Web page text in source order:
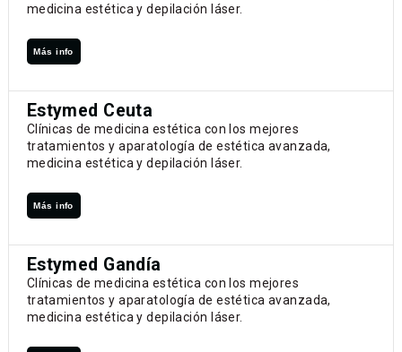
medicina estética y depilación láser.
Más info
Estymed Ceuta
Clínicas de medicina estética con los mejores
tratamientos y aparatología de estética avanzada,
medicina estética y depilación láser.
Más info
Estymed Gandía
Clínicas de medicina estética con los mejores
tratamientos y aparatología de estética avanzada,
medicina estética y depilación láser.